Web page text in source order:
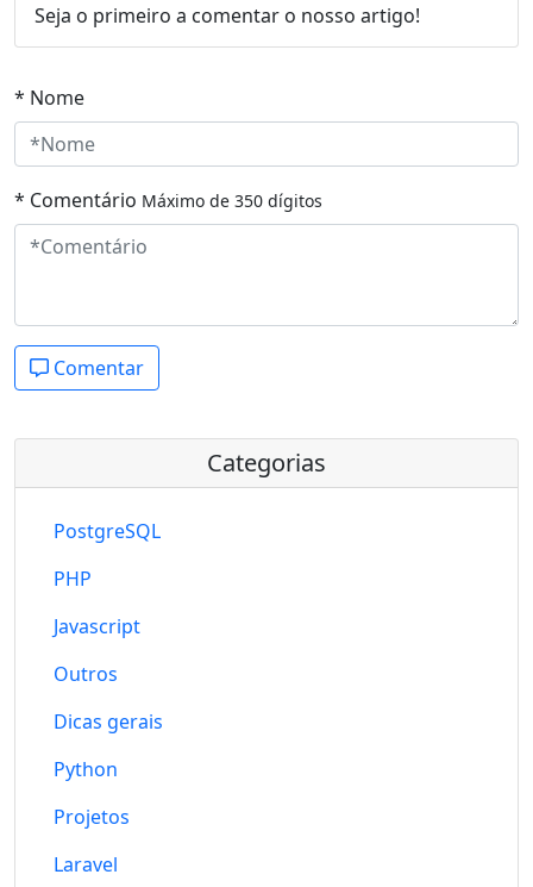
Seja o primeiro a comentar o nosso artigo!
* Nome
* Comentário Máximo de 350 dígitos
Comentar
Categorias
PostgreSQL
PHP
Javascript
Outros
Dicas gerais
Python
Projetos
Laravel